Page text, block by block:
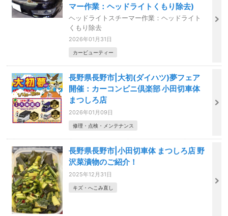
マー作業：ヘッドライトくもり除去)
ヘッドライトスチーマー作業：ヘッドライト
くもり除去
2026年01月31日
カービューティー
長野県長野市|大初(ダイハツ)夢フェア
開催：カーコンビニ倶楽部 小田切車体
まつしろ店
2026年01月09日
修理・点検・メンテナンス
長野県長野市|小田切車体 まつしろ店 野
沢菜漬物のご紹介！
2025年12月31日
キズ・へこみ直し